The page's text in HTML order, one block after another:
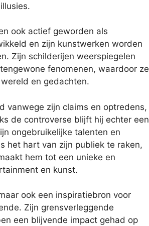
ook actief geworden als
en zijn kunstwerken worden
Zijn schilderijen weerspiegelen
fenomenen, waardoor ze
en gedachten.
vanwege zijn claims en optredens,
de controverse blijft hij echter een
ongebruikelijke talenten en
het hart van zijn publiek te raken,
hem tot een unieke en
en kunst.
ook een inspiratiebron voor
Zijn grensverleggende
een blijvende impact gehad op